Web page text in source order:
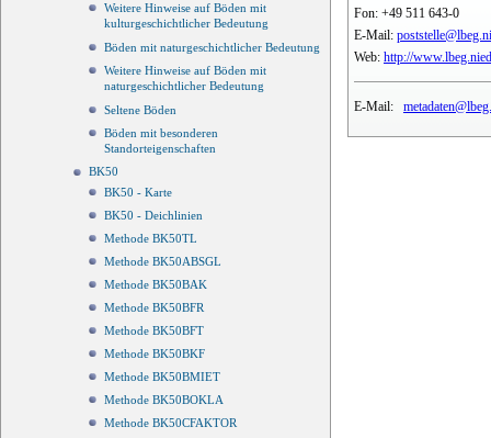
Weitere Hinweise auf Böden mit
kulturgeschichtlicher Bedeutung
Böden mit naturgeschichtlicher Bedeutung
Weitere Hinweise auf Böden mit
naturgeschichtlicher Bedeutung
Seltene Böden
Böden mit besonderen
Standorteigenschaften
BK50
BK50 - Karte
BK50 - Deichlinien
Methode BK50TL
Methode BK50ABSGL
Methode BK50BAK
Methode BK50BFR
Methode BK50BFT
Methode BK50BKF
Methode BK50BMIET
Methode BK50BOKLA
Methode BK50CFAKTOR
Fon: +49 511 643-0
E-Mail:
Web: http://
E-Mail: